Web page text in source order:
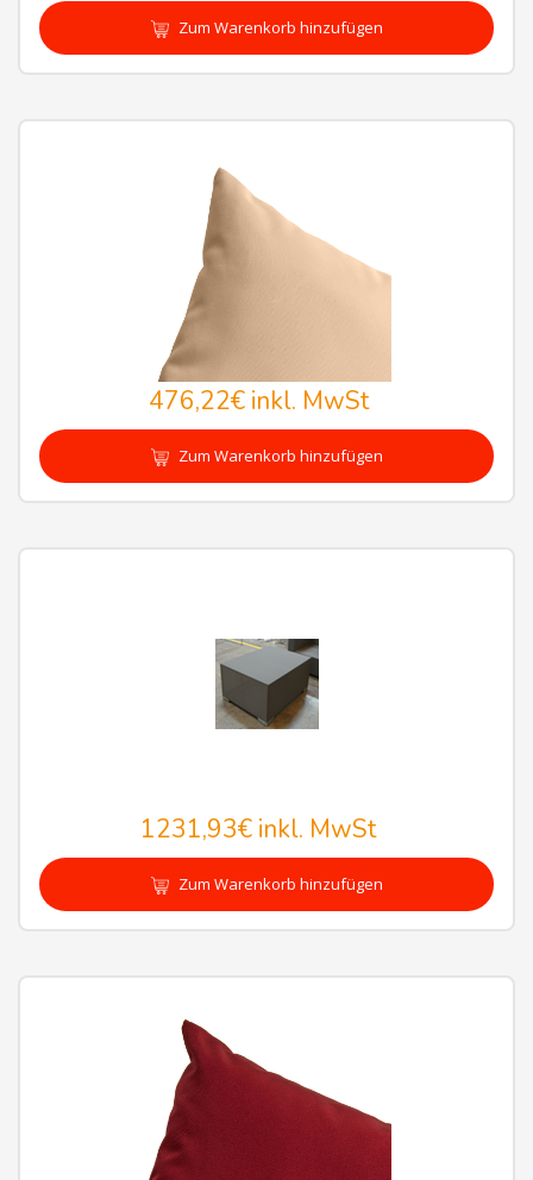
Zum Warenkorb hinzufügen
476,22€inkl. MwSt
Zum Warenkorb hinzufügen
1231,93€ inkl. MwSt
Zum Warenkorb hinzufügen